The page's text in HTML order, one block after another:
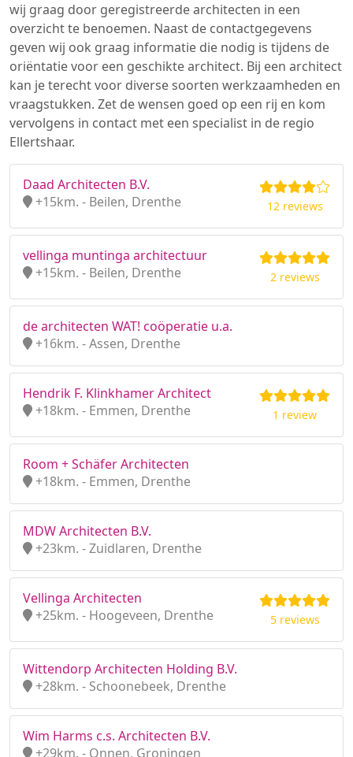
wij graag door geregistreerde architecten in een
overzicht te benoemen. Naast de contactgegevens
geven wij ook graag informatie die nodig is tijdens de
oriëntatie voor een geschikte architect. Bij een architect
kan je terecht voor diverse soorten werkzaamheden en
vraagstukken. Zet de wensen goed op een rij en kom
vervolgens in contact met een specialist in de regio
Ellertshaar.
Daad Architecten B.V.
+15km. - Beilen, Drenthe
12 reviews
vellinga muntinga architectuur
+15km. - Beilen, Drenthe
2 reviews
de architecten WAT! coöperatie u.a.
+16km. - Assen, Drenthe
Hendrik F. Klinkhamer Architect
+18km. - Emmen, Drenthe
1 review
Room + Schäfer Architecten
+18km. - Emmen, Drenthe
MDW Architecten B.V.
+23km. - Zuidlaren, Drenthe
Vellinga Architecten
+25km. - Hoogeveen, Drenthe
5 reviews
Wittendorp Architecten Holding B.V.
+28km. - Schoonebeek, Drenthe
Wim Harms c.s. Architecten B.V.
+29km. - Onnen, Groningen